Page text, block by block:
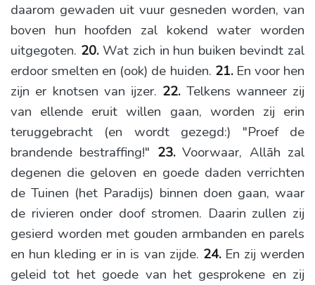
daarom gewaden uit vuur gesneden worden, van
boven hun hoofden zal kokend water worden
uitgegoten. 20.Wat zich in hun buiken bevindt zal
erdoor smelten en (ook) de huiden. 21. En voor hen
zijn er knotsen van ijzer. 22. Telkens wanneer zij
van ellende eruit willen gaan, worden zij erin
teruggebracht (en wordt gezegd:) "Proef de
brandende bestraffing!" 23. Voorwaar, Allāh zal
degenen die geloven en goede daden verrichten
de Tuinen (het Paradijs) binnen doen gaan, waar
de rivieren onder doof stromen. Daarin zullen zij
gesierd worden met gouden armbanden en parels
en hun kleding er in is van zijde. 24. En zij werden
geleid tot het goede van het gesprokene en zij